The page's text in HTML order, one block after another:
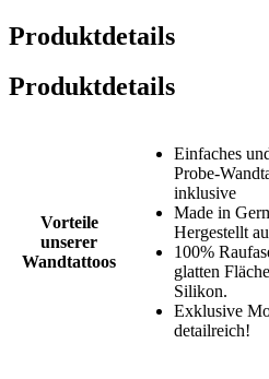
Produktdetails
Produktdetails
Vorteile
unserer
Wandtattoos
Einfaches
Probe-
inklusive
Made in
Hergestellt
100%
glatten
Silikon.
Exklusive
detailreich!